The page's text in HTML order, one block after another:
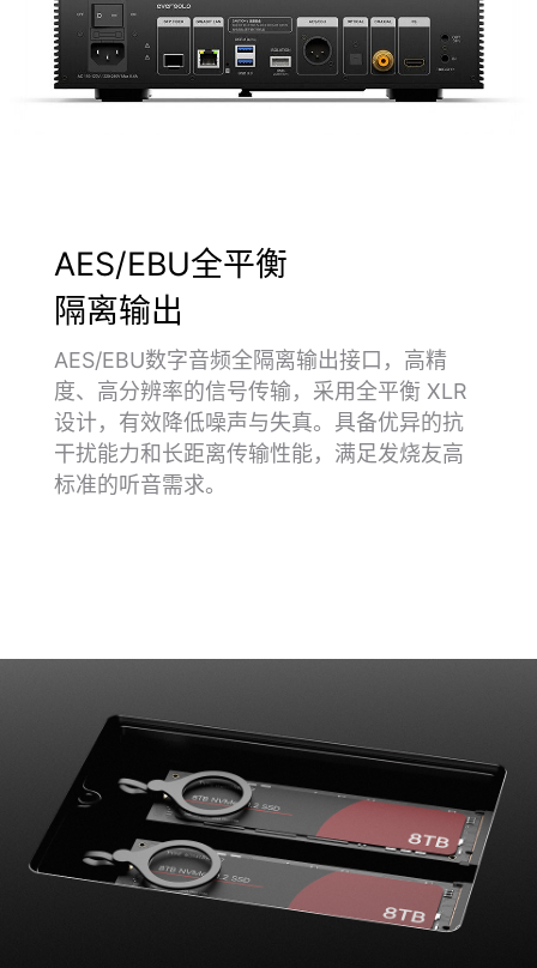
AES/EBU全平衡
隔离输出
AES/EBU数字音频全隔离输出接口，高精
度、高分辨率的信号传输，采用全平衡 XLR
设计，有效降低噪声与失真。具备优异的抗
干扰能力和长距离传输性能，满足发烧友高
标准的听音需求。